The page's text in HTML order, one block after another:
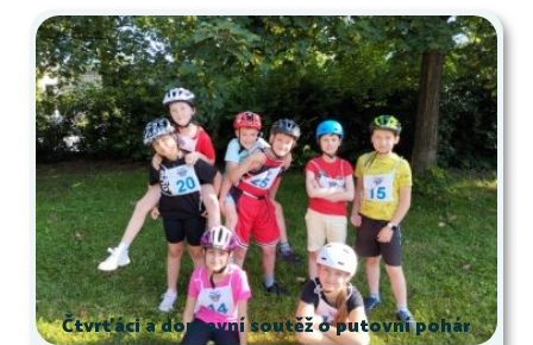
Čtvrťáci a dopravní soutěž o putovní pohár